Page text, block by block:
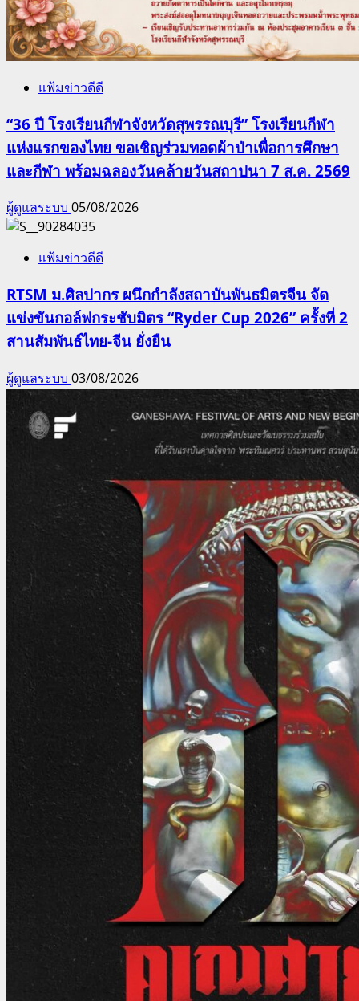
แฟ้มข่าวดีดี
“36 ปี โรงเรียนกีฬาจังหวัดสุพรรณบุรี” โรงเรียนกีฬา
แห่งแรกของไทย ขอเชิญร่วมทอดผ้าป่าเพื่อการศึกษา
และกีฬา พร้อมฉลองวันคล้ายวันสถาปนา 7 ส.ค. 2569
ผู้ดูแลระบบ 05/08/2026
แฟ้มข่าวดีดี
RTSM ม.ศิลปากร ผนึกกำลังสถาบันพันธมิตรจีน จัด
แข่งขันกอล์ฟกระชับมิตร “Ryder Cup 2026” ครั้งที่ 2
สานสัมพันธ์ไทย-จีน ยั่งยืน
ผู้ดูแลระบบ 03/08/2026